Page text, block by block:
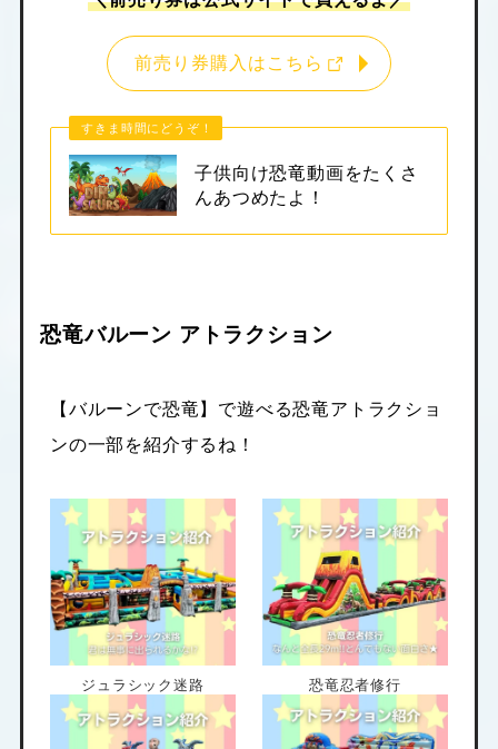
前売り券購入はこちら
すきま時間にどうぞ！
子供向け恐竜動画をたくさ
んあつめたよ！
恐竜バルーン アトラクション
【バルーンで恐竜】で遊べる恐竜アトラクショ
ンの一部を紹介するね！
ジュラシック迷路 恐竜忍者修行